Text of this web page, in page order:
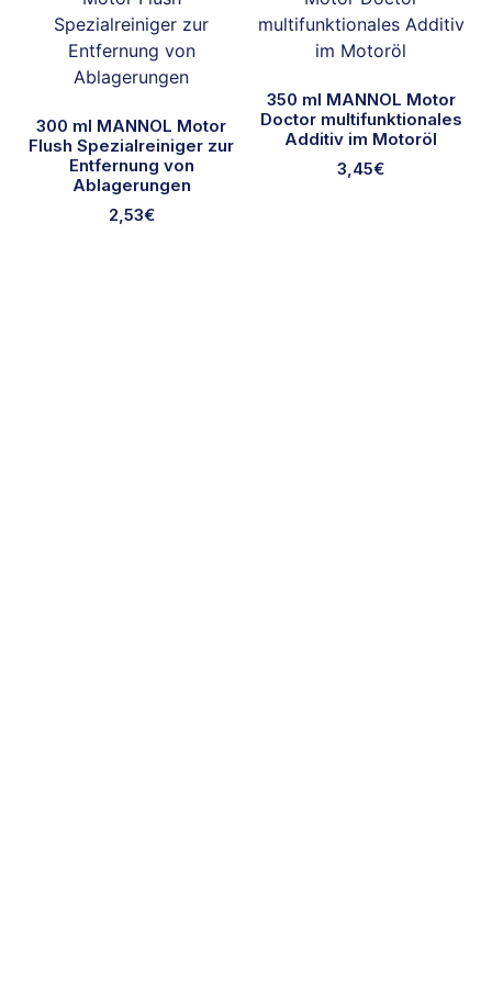
300 ml MANNOL Motor
Flush Spezialreiniger zur
Entfernung von
Ablagerungen
2,53€
350 ml MANNOL Motor
Doctor multifunktionales
Additiv im Motoröl
3,45€